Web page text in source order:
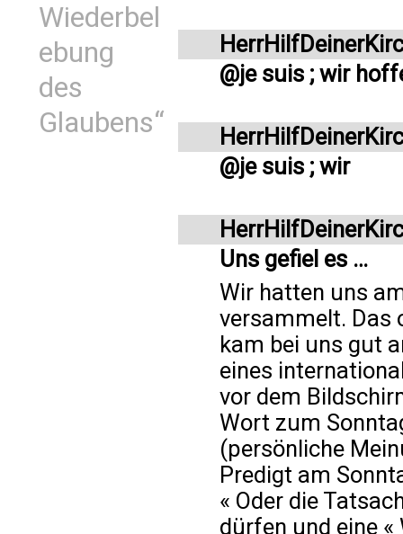
Wiederbel
ebung
des
Glaubens“
@je suis ; wir
@je suis ; wir
Uns gefiel es …
Wir hatten uns
versammelt. Das
kam bei uns gut
eines
vor dem
Wort zum
(persönliche
Predigt am
« Oder die
dürfen und eine